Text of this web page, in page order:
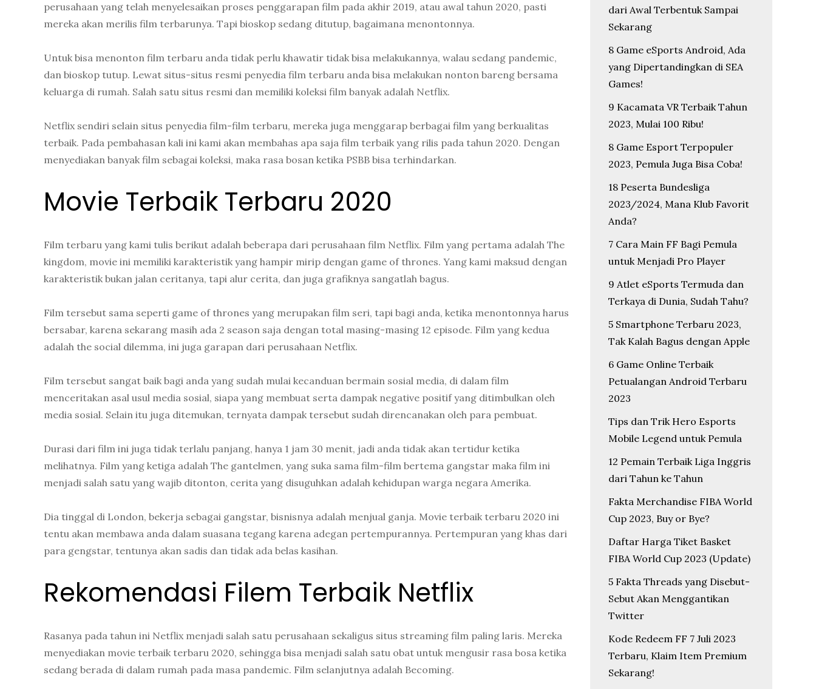
perusahaan yang telah menyelesaikan proses penggarapan film pada akhir 2019, atau awal tahun 2020, pasti
mereka akan merilis film terbarunya. Tapi bioskop sedang ditutup, bagaimana menontonnya.
Untuk bisa menonton film terbaru anda tidak perlu khawatir tidak bisa melakukannya, walau sedang pandemic,
dan bioskop tutup. Lewat situs-situs resmi penyedia film terbaru anda bisa melakukan nonton bareng bersama
keluarga di rumah. Salah satu situs resmi dan memiliki koleksi film banyak adalah Netflix.
Netflix sendiri selain situs penyedia film-film terbaru, mereka juga menggarap berbagai film yang berkualitas
terbaik. Pada pembahasan kali ini kami akan membahas apa saja film terbaik yang rilis pada tahun 2020. Dengan
menyediakan banyak film sebagai koleksi, maka rasa bosan ketika PSBB bisa terhindarkan.
Movie Terbaik Terbaru 2020
Film terbaru yang kami tulis berikut adalah beberapa dari perusahaan film Netflix. Film yang pertama adalah The
kingdom, movie ini memiliki karakteristik yang hampir mirip dengan game of thrones. Yang kami maksud dengan
karakteristik bukan jalan ceritanya, tapi alur cerita, dan juga grafiknya sangatlah bagus.
Film tersebut sama seperti game of thrones yang merupakan film seri, tapi bagi anda, ketika menontonnya harus
bersabar, karena sekarang masih ada 2 season saja dengan total masing-masing 12 episode. Film yang kedua
adalah the social dilemma, ini juga garapan dari perusahaan Netflix.
Film tersebut sangat baik bagi anda yang sudah mulai kecanduan bermain sosial media, di dalam film
menceritakan asal usul media sosial, siapa yang membuat serta dampak negative positif yang ditimbulkan oleh
media sosial. Selain itu juga ditemukan, ternyata dampak tersebut sudah direncanakan oleh para pembuat.
Durasi dari film ini juga tidak terlalu panjang, hanya 1 jam 30 menit, jadi anda tidak akan tertidur ketika
melihatnya. Film yang ketiga adalah The gantelmen, yang suka sama film-film bertema gangstar maka film ini
menjadi salah satu yang wajib ditonton, cerita yang disuguhkan adalah kehidupan warga negara Amerika.
Dia tinggal di London, bekerja sebagai gangstar, bisnisnya adalah menjual ganja. Movie terbaik terbaru 2020 ini
tentu akan membawa anda dalam suasana tegang karena adegan pertempurannya. Pertempuran yang khas dari
para gengstar, tentunya akan sadis dan tidak ada belas kasihan.
Rekomendasi Filem Terbaik Netflix
Rasanya pada tahun ini Netflix menjadi salah satu perusahaan sekaligus situs streaming film paling laris. Mereka
menyediakan movie terbaik terbaru 2020, sehingga bisa menjadi salah satu obat untuk mengusir rasa bosa ketika
sedang berada di dalam rumah pada masa pandemic. Film selanjutnya adalah Becoming.
dari Awal Terbentuk Sampai
Sekarang
8 Game eSports Android, Ada
yang Dipertandingkan di SEA
Games!
9 Kacamata VR Terbaik Tahun
2023, Mulai 100 Ribu!
8 Game Esport Terpopuler
2023, Pemula Juga Bisa Coba!
18 Peserta Bundesliga
2023/2024, Mana Klub Favorit
Anda?
7 Cara Main FF Bagi Pemula
untuk Menjadi Pro Player
9 Atlet eSports Termuda dan
Terkaya di Dunia, Sudah Tahu?
5 Smartphone Terbaru 2023,
Tak Kalah Bagus dengan Apple
6 Game Online Terbaik
Petualangan Android Terbaru
2023
Tips dan Trik Hero Esports
Mobile Legend untuk Pemula
12 Pemain Terbaik Liga Inggris
dari Tahun ke Tahun
Fakta Merchandise FIBA World
Cup 2023, Buy or Bye?
Daftar Harga Tiket Basket
FIBA World Cup 2023 (Update)
5 Fakta Threads yang Disebut-
Sebut Akan Menggantikan
Twitter
Kode Redeem FF 7 Juli 2023
Terbaru, Klaim Item Premium
Sekarang!